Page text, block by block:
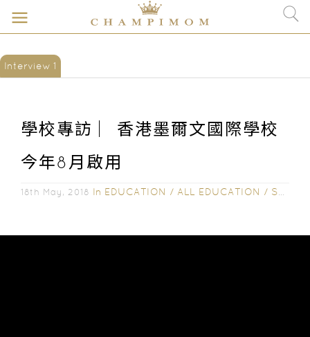
Interview 1
學校專訪 ︳香港墨爾文國際學校
今年8月啟用
18th May, 2018 In EDUCATION / ALL EDUCATION / SCHOOL INTERVIEW